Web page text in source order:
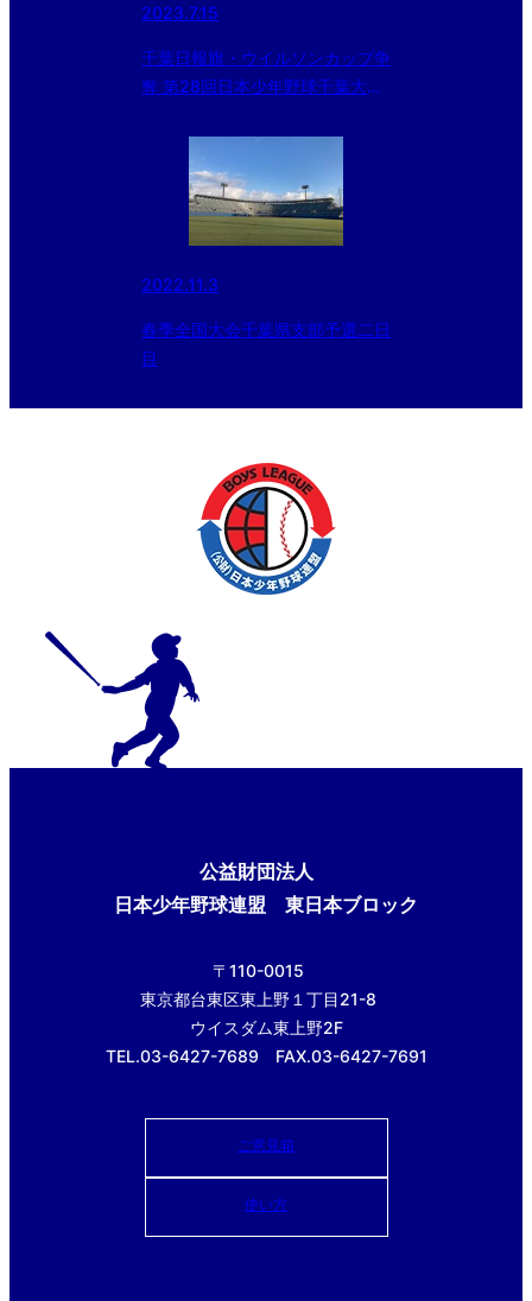
2023.7.15
千葉日報旗・ウイルソンカップ争
奪 第28回日本少年野球千葉大会
2022.11.3
春季全国大会千葉県支部予選二日
目
公益財団法人
日本少年野球連盟 東日本ブロック
〒110-0015
東京都台東区東上野１丁目21-8
ウイスダム東上野2F
TEL.03-6427-7689 FAX.03-6427-7691
ご意見箱
使い方